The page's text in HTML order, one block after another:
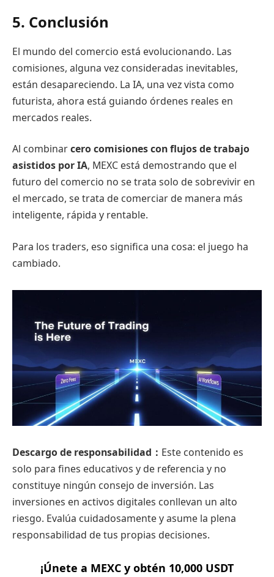
5. Conclusión
El mundo del comercio está evolucionando. Las
comisiones, alguna vez consideradas inevitables,
están desapareciendo. La IA, una vez vista como
futurista, ahora está guiando órdenes reales en
mercados reales.
Al combinarcero comisiones con flujos de trabajo
asistidos por IA, MEXC está demostrando que el
futuro del comercio no se trata solo de sobrevivir en
el mercado, se trata de comerciar de manera más
inteligente, rápida y rentable.
Para los traders, eso significa una cosa: el juego ha
cambiado.
Descargo de responsabilidad： Este contenido es
solo para fines educativos y de referencia y no
constituye ningún consejo de inversión. Las
inversiones en activos digitales conllevan un alto
riesgo. Evalúa cuidadosamente y asume la plena
responsabilidad de tus propias decisiones.
¡Únete a MEXC y obtén 10,000 USDT